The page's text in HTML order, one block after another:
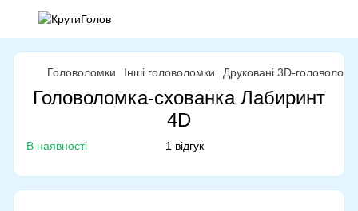
Головоломки Інші головоломки Друковані 3D-
Головоломка-схованка Лабиринт
4D
В наявності 1 відгук